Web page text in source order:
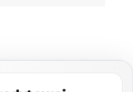
oraz prywatną.